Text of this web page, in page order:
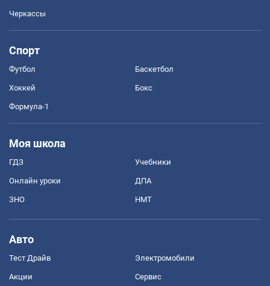
Черкассы
Спорт
Футбол Баскетбол
Хоккей Бокс
Формула-1
Моя школа
ГДЗ Учебники
Онлайн уроки ДПА
ЗНО НМТ
Авто
Тест Драйв Электромобили
Акции Сервис